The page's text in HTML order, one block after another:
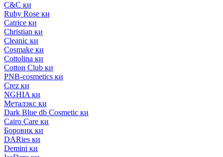
C&C ки
Ruby Rose ки
Catrice ки
Christian ки
Cleanic ки
Cosmake ки
Cottolina ки
Cotton Club ки
PNB-cosmetics ки
Crez ки
NGHIA ки
Металэкс ки
Dark Blue db Cosmetic ки
Cairo Care ки
Боровик ки
DARies ки
Demini ки